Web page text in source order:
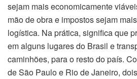
sejam mais economicamente
mão de obra e impostos sejam
logística. Na prática, significa que
em alguns lugares do Brasil e
caminhões, para o resto do país.
de São Paulo e Rio de Janeiro,